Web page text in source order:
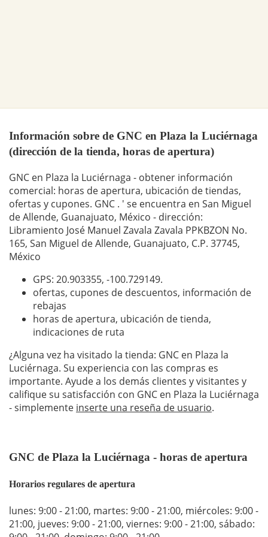
Información sobre de GNC en Plaza la Luciérnaga
(dirección de la tienda, horas de apertura)
GNC en Plaza la Luciérnaga - obtener información
comercial: horas de apertura, ubicación de tiendas,
ofertas y cupones. GNC . ' se encuentra en San Miguel
de Allende, Guanajuato, México - dirección:
Libramiento José Manuel Zavala Zavala PPKBZON No.
165, San Miguel de Allende, Guanajuato, C.P. 37745,
México
GPS: 20.903355, -100.729149.
ofertas, cupones de descuentos, información de
rebajas
horas de apertura, ubicación de tienda,
indicaciones de ruta
¿Alguna vez ha visitado la tienda: GNC en Plaza la
Luciérnaga. Su experiencia con las compras es
importante. Ayude a los demás clientes y visitantes y
califique su satisfacción con GNC en Plaza la Luciérnaga
- simplemente inserte una reseña de usuario.
GNC de Plaza la Luciérnaga - horas de apertura
Horarios regulares de apertura
lunes: 9:00 - 21:00, martes: 9:00 - 21:00, miércoles: 9:00 -
21:00, jueves: 9:00 - 21:00, viernes: 9:00 - 21:00, sábado: